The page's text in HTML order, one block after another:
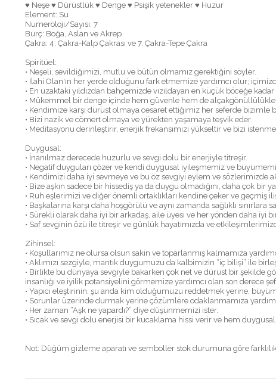
♥ Neşe ♥ Dürüstlük ♥ Denge ♥ Psişik yetenekler ♥ Huzur
Element: Su
Numeroloji/Sayısı: 7
Burç: Boğa, Aslan ve Akrep
Çakra: 4. Çakra-Kalp Çakrası ve 7. Çakra-Tepe Çakra
Spiritüel:
• Neşeli, sevildiğimizi, mutlu ve bütün olmamız gerektiğini söyler.
• İlahi Olan'ın her yerde olduğunu fark etmemize yardımcı olur;
• En uzaktaki yıldızdan bahçemizde vızıldayan en küçük böceğe
• Mükemmel bir denge içinde hem güvenle hem de alçakgönüllülükle
• Kendimize karşı dürüst olmaya cesaret ettiğimiz her seferde bizimle
• Bizi nazik ve cömert olmaya ve yürekten yaşamaya teşvik eder.
• Meditasyonu derinleştirir, enerjik frekansımızı yükseltir ve bizi
Duygusal:
• İnanılmaz derecede huzurlu ve sevgi dolu bir enerjiyle titreşir.
• Negatif duyguları çözer ve kendi duygusal iyileşmemiz ve
• Kendimizi daha iyi sevmeye ve bu öz sevgiyi eylem ve sözlerimizde
• Bize aşkın sadece bir hissediş ya da duygu olmadığını, daha çok
• Ruh eşlerimizi ve diğer önemli ortaklıkları kendine çeker ve geçmiş
• Başkalarına karşı daha hoşgörülü ve aynı zamanda sağlıklı
• Sürekli olarak daha iyi bir arkadaş, aile üyesi ve her yönden daha iyi
• Saf sevginin özü ile titreşir ve günlük hayatımızda ve
Zihinsel:
• Koşullarımız ne olursa olsun sakin ve toparlanmış kalmamıza
• Aklımızı sezgiyle, mantık duygumuzu da kalbimizin “iç bilişi” ile
• Birlikte bu dünyaya sevgiyle bakarken çok net ve dürüst bir şekilde
insanlığı ve iyilik potansiyelini görmemize yardımcı olan son derece
• Yapıcı eleştirinin, şu anda kim olduğumuzu reddetmek yerine,
• Sorunlar üzerinde durmak yerine çözümlere odaklanmamıza
• Her zaman “Aşk ne yapardı?” diye düşünmemizi ister.
• Sıcak ve sevgi dolu enerjisi bir kucaklama hissi verir ve hem
Not: Düğüm gizleme aparatı ve semboller stok durumuna göre